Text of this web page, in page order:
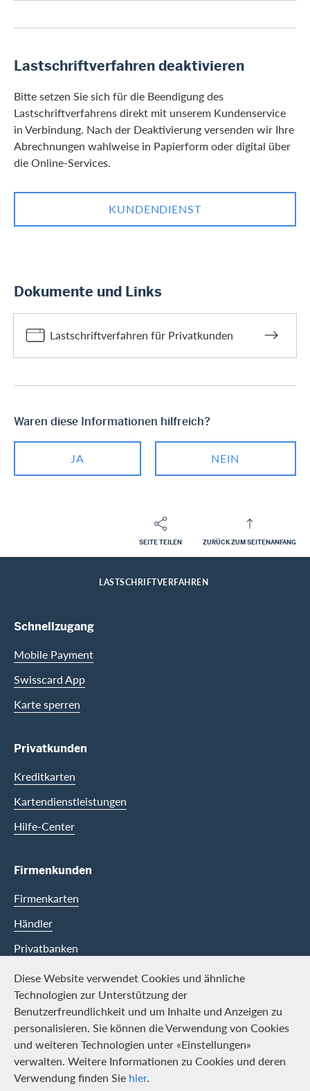
Diese Website verwendet Cookies und ähnliche
Technologien zur Unterstützung der
Benutzerfreundlichkeit und um Inhalte und Anzeigen zu
personalisieren. Sie können die Verwendung von Cookies
und weiteren Technologien unter «Einstellungen»
verwalten. Weitere Informationen zu Cookies und deren
Verwendung finden Sie hier.
Lastschriftverfahren deaktivieren
Bitte setzen Sie sich für die Beendigung des
Lastschriftverfahrens direkt mit unserem Kundenservice
in Verbindung. Nach der Deaktivierung versenden wir Ihre
Abrechnungen wahlweise in Papierform oder digital über
die Online-Services.
KUNDENDIENST
Dokumente und Links
Lastschriftverfahren für Privatkunden
Waren diese Informationen hilfreich?
JA NEIN
SEITE TEILEN ZURÜCK ZUM SEITENANFANG
Footer
LASTSCHRIFTVERFAHREN
Footer Navigation
Schnellzugang
Mobile Payment
Swisscard App
Karte sperren
Privatkunden
Kreditkarten
Kartendienstleistungen
Hilfe-Center
Firmenkunden
Firmenkarten
Händler
Privatbanken
Swisscard
Karriere
Offene Stellen
Medien